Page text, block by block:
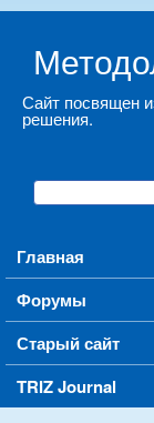
Сайт посвящен
решения.
Форма
Поиск
Main menu
Главная
Форумы
Старый сайт
TRIZ Journal